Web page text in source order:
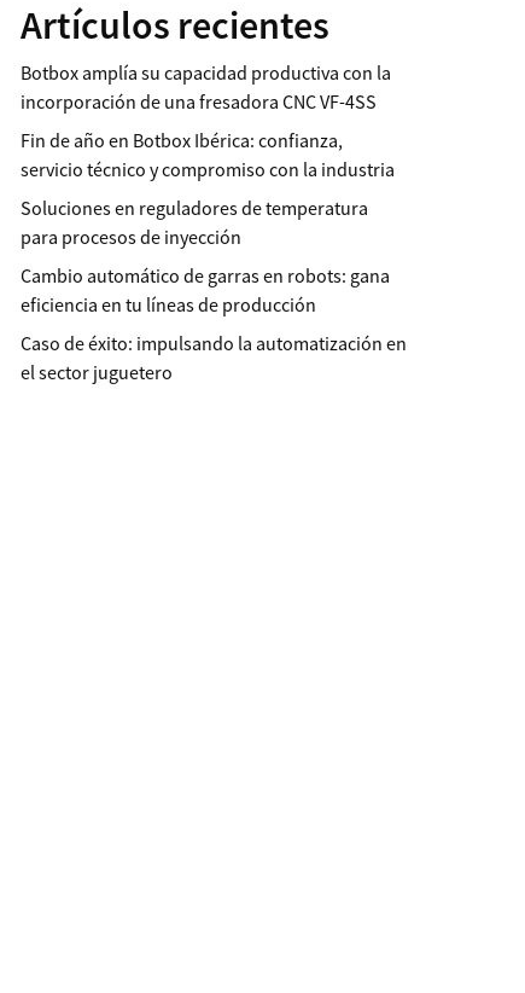
Artículos recientes
Botbox amplía su capacidad productiva con la
incorporación de una fresadora CNC VF-4SS
Fin de año en Botbox Ibérica: confianza,
servicio técnico y compromiso con la industria
Soluciones en reguladores de temperatura
para procesos de inyección
Cambio automático de garras en robots: gana
eficiencia en tu líneas de producción
Caso de éxito: impulsando la automatización en
el sector juguetero